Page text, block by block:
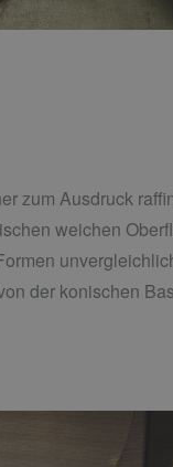
zum Ausdruck
weichen
der konischen